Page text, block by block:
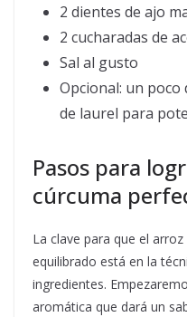
2 dientes de ajo
2 cucharadas de
Sal al gusto
Opcional: un
de laurel para
Pasos para
cúrcuma
La clave para que el
equilibrado está en la
ingredientes.
aromática que dará un